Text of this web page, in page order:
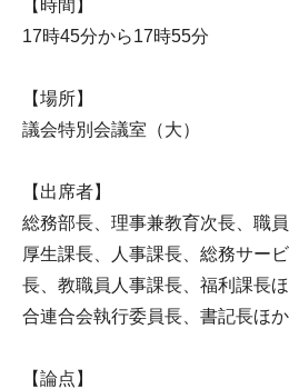
【時間】
17時45分から17時55分
【場所】
議会特別会議室（大）
【出席者】
総務部長、理事兼教育次長、職
厚生課長、人事課長、総務サー
長、教職員人事課長、福利課長
合連合会執行委員長、書記長ほか
【論点】